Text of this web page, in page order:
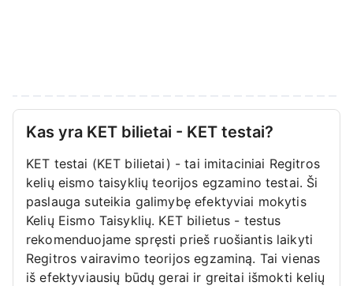
Kas yra KET bilietai - KET testai?
KET testai (KET bilietai) - tai imitaciniai Regitros
kelių eismo taisyklių teorijos egzamino testai. Ši
paslauga suteikia galimybę efektyviai mokytis
Kelių Eismo Taisyklių. KET bilietus - testus
rekomenduojame spręsti prieš ruošiantis laikyti
Regitros vairavimo teorijos egzaminą. Tai vienas
iš efektyviausių būdų gerai ir greitai išmokti kelių